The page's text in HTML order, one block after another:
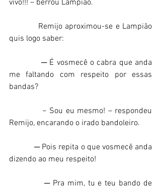
vivo!!! – berrou Lampião.
Remijo aproximou-se e Lampião
quis logo saber:
─ É vosmecê o cabra que anda
me faltando com respeito por essas
bandas?
− Sou eu mesmo! – respondeu
Remijo, encarando o irado bandoleiro.
─ Pois repita o que vosmecê anda
dizendo ao meu respeito!
─ Pra mim, tu e teu bando de